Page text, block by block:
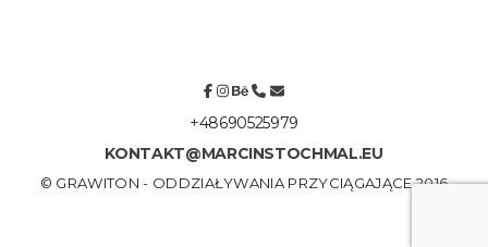
+48690525979
KONTAKT@MARCINSTOCHMAL.EU
© GRAWITON - ODDZIAŁYWANIA PRZYCIĄGAJĄCE 2016